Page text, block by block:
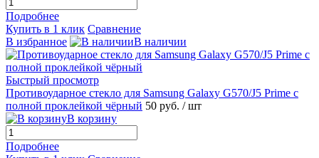
Подробнее
Купить в 1 клик Сравнение
В избранное
В наличии
Быстрый просмотр
Противоударное стекло для Samsung Galaxy G570/J5 Prime с
полной проклейкой чёрный 50 руб. / шт
В корзину
Подробнее